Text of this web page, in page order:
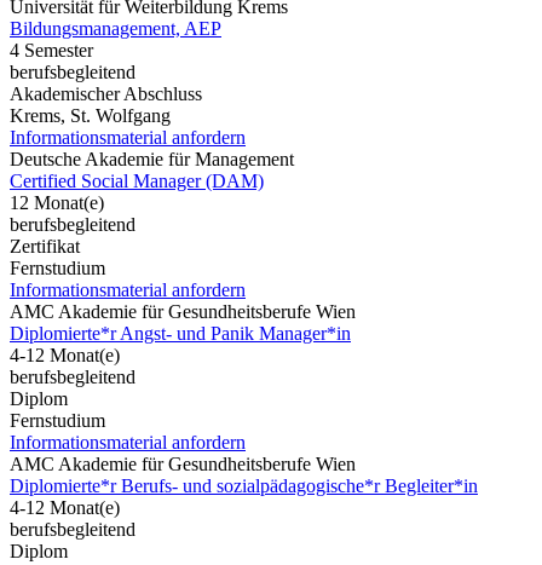
Universität für Weiterbildung Krems
Bildungsmanagement, AEP
4 Semester
berufsbegleitend
Akademischer Abschluss
Krems, St. Wolfgang
Informationsmaterial anfordern
Deutsche Akademie für Management
Certified Social Manager (DAM)
12 Monat(e)
berufsbegleitend
Zertifikat
Fernstudium
Informationsmaterial anfordern
AMC Akademie für Gesundheitsberufe Wien
Diplomierte*r Angst- und Panik Manager*in
4-12 Monat(e)
berufsbegleitend
Diplom
Fernstudium
Informationsmaterial anfordern
AMC Akademie für Gesundheitsberufe Wien
Diplomierte*r Berufs- und sozialpädagogische*r Begleiter*in
4-12 Monat(e)
berufsbegleitend
Diplom